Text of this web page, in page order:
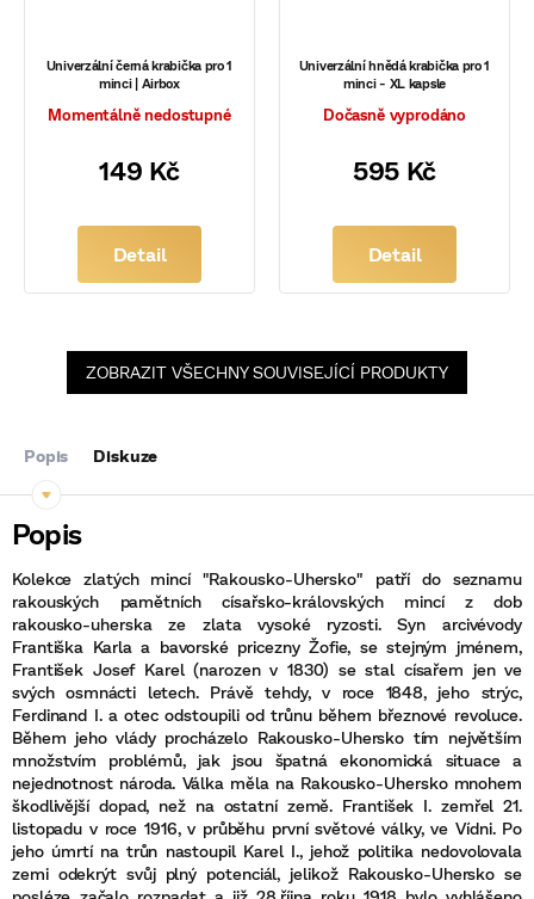
Univerzální černá krabička pro 1
minci | Airbox
Momentálně nedostupné
149 Kč
Detail
Univerzální hnědá krabička pro 1
minci - XL kapsle
Dočasně vyprodáno
595 Kč
Detail
ZOBRAZIT VŠECHNY SOUVISEJÍCÍ PRODUKTY
Popis Diskuze
Kolekce zlatých mincí "Rakousko-Uhersko" patří do seznamu
rakouských pamětních císařsko-královských mincí z dob
rakousko-uherska ze zlata vysoké ryzosti. Syn arcivévody
Františka Karla a bavorské pricezny Žofie, se stejným jménem,
František Josef Karel (narozen v 1830) se stal císařem jen ve
svých osmnácti letech. Právě tehdy, v roce 1848, jeho strýc,
Ferdinand I. a otec odstoupili od trůnu během březnové revoluce.
Během jeho vlády procházelo Rakousko-Uhersko tím největším
množstvím problémů, jak jsou špatná ekonomická situace a
nejednotnost národa. Válka měla na Rakousko-Uhersko mnohem
škodlivější dopad, než na ostatní země. František I. zemřel 21.
listopadu v roce 1916, v průběhu první světové války, ve Vídni. Po
jeho úmrtí na trůn nastoupil Karel I., jehož politika nedovolovala
zemi odekrýt svůj plný potenciál, jelikož Rakousko-Uhersko se